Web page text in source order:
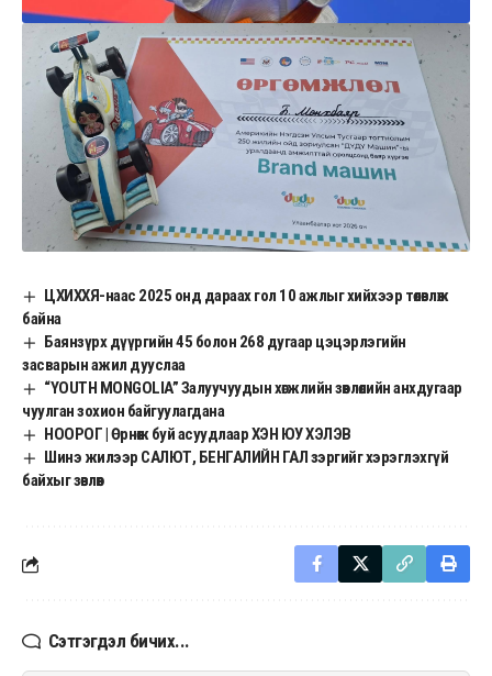
ЦХИХХЯ-наас 2025 онд дараах гол 10 ажлыг хийхээр төлөвлөж
байна
Баянзүрх дүүргийн 45 болон 268 дугаар цэцэрлэгийн
засварын ажил дууслаа
“YOUTH MONGOLIA” Залуучуудын хөгжлийн зөвлөлийн анхдугаар
чуулган зохион байгуулагдана
НООРОГ | Өрнөж буй асуудлаар ХЭН ЮУ ХЭЛЭВ
Шинэ жилээр САЛЮТ, БЕНГАЛИЙН ГАЛ зэргийг хэрэглэхгүй
байхыг зөвлөв
Сэтгэгдэл бичих...